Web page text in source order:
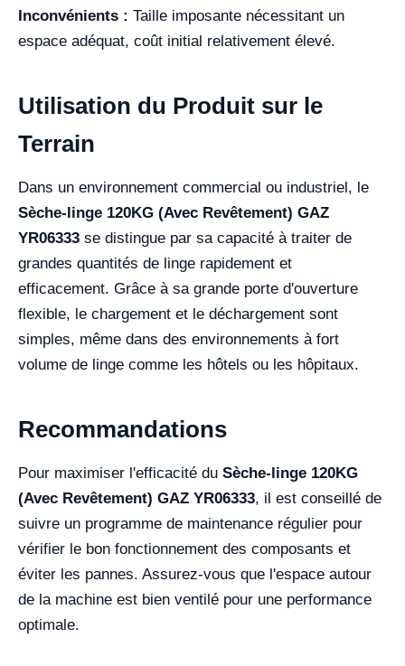
Inconvénients : Taille imposante nécessitant un
espace adéquat, coût initial relativement élevé.
Utilisation du Produit sur le
Terrain
Dans un environnement commercial ou industriel, le
Sèche-linge 120KG (Avec Revêtement) GAZ
YR06333 se distingue par sa capacité à traiter de
grandes quantités de linge rapidement et
efficacement. Grâce à sa grande porte d'ouverture
flexible, le chargement et le déchargement sont
simples, même dans des environnements à fort
volume de linge comme les hôtels ou les hôpitaux.
Recommandations
Pour maximiser l'efficacité du Sèche-linge 120KG
(Avec Revêtement) GAZ YR06333, il est conseillé de
suivre un programme de maintenance régulier pour
vérifier le bon fonctionnement des composants et
éviter les pannes. Assurez-vous que l'espace autour
de la machine est bien ventilé pour une performance
optimale.